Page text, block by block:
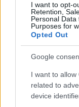
I want to opt-
Retention,
Personal
Purposes for
Opted Out
Google
I want to
related to
device